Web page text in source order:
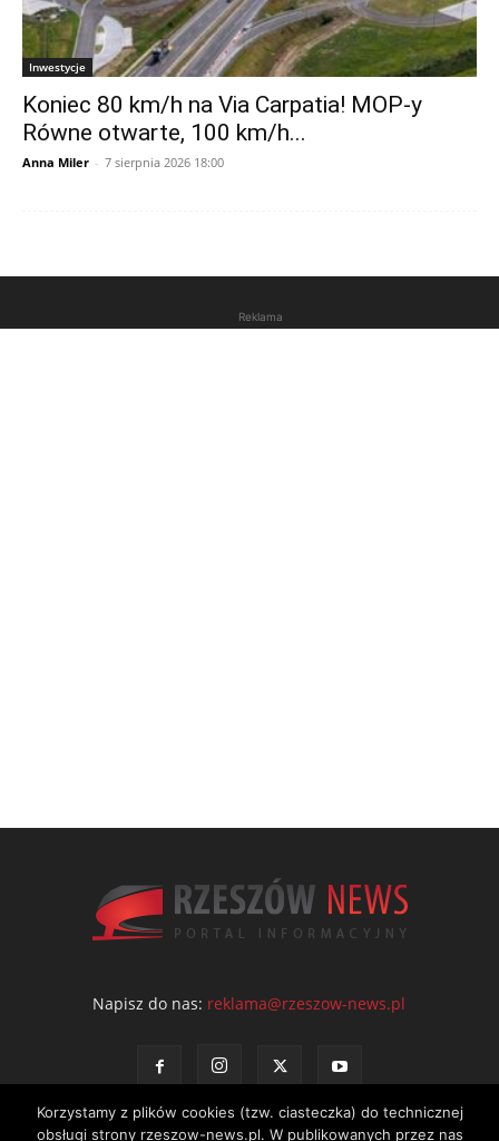
Inwestycje
Koniec 80 km/h na Via Carpatia! MOP-y
Równe otwarte, 100 km/h...
Anna Miler - 7 sierpnia 2026 18:00
Reklama
Napisz do nas: reklama@rzeszow-news.pl
Korzystamy z plików cookies (tzw. ciasteczka) do technicznej
obsługi strony rzeszow-news.pl. W publikowanych przez nas